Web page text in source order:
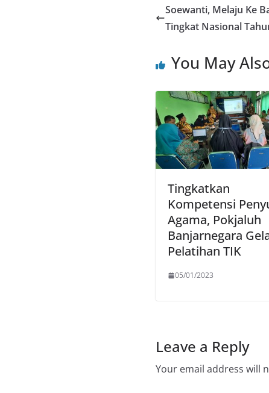
Soewanti, Melaju Ke
Tingkat Nasional
You May
Tingkatkan
Kompetensi
Agama, Pokjaluh
Banjarnegara
Pelatihan TIK
05/01/2023
Leave a Reply
Your email address will